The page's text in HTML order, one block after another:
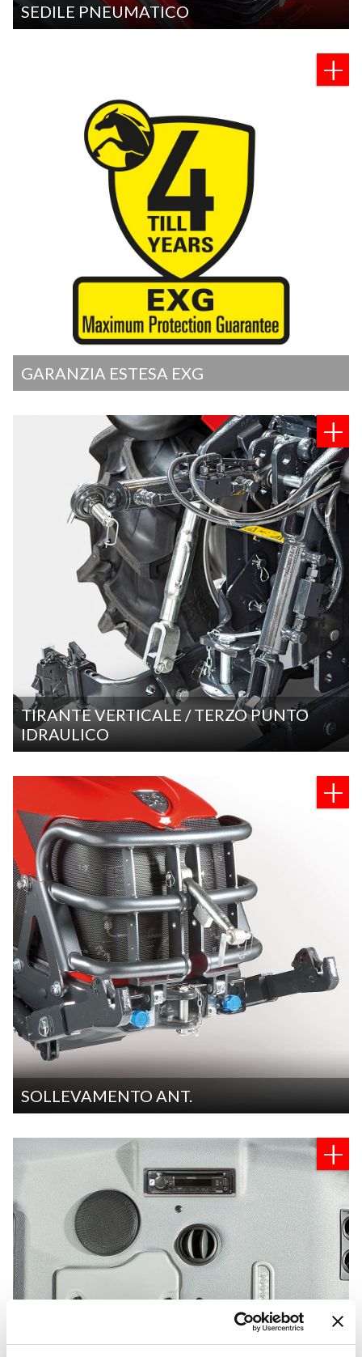
SEDILE PNEUMATICO
GARANZIA ESTESA EXG
TIRANTE VERTICALE / TERZO PUNTO
IDRAULICO
SOLLEVAMENTO ANT.